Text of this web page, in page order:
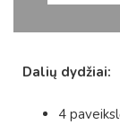
Dalių dydžiai:
4